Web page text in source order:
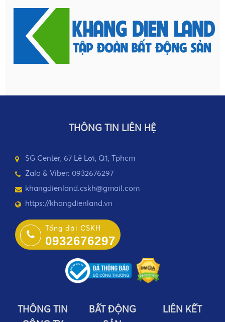
THÔNG TIN LIÊN HỆ
SG Center, 67 Lê Lợi, Q1, Tphcm
Zalo & Viber: 0932676297
khangdienland.cskh@gmail.com
https://khangdienland.vn
Tổng đài CSKH
0932676297
THÔNG TIN
BẤT ĐỘNG
LIÊN KẾT